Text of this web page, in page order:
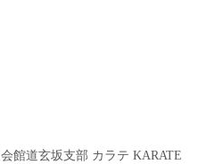
館道玄坂支部 カラテ KARATE